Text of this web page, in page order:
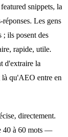
snippets, la
Les gens
; ils posent des
rapide, utile.
d'extraire la
là qu'AEO entre en
directement.
40 à 60 mots —